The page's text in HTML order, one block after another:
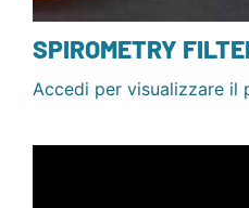
SPIROMETRY
Accedi per visualizzare il